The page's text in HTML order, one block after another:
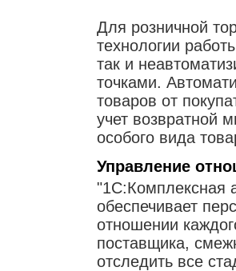
Для розничной
технологии
так и
точками.
товаров от
учет возвратной
особого вида
Управление
"1С:Комплексная
обеспечивает
отношении
поставщика,
отследить все